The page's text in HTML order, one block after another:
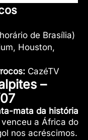
de Brasília)
Houston,
CazéTV
–
mata da história
a África do
nos acréscimos.